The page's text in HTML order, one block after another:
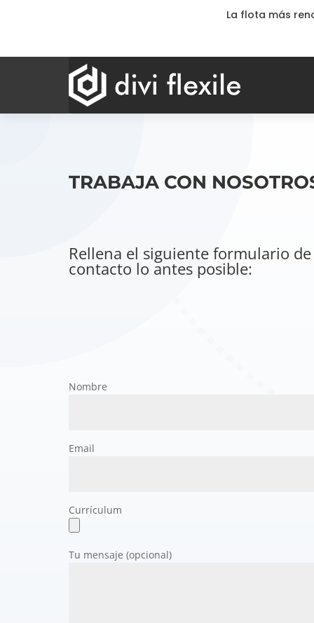
La flota más
TRABAJA CON
Rellena el siguiente formulario
contacto lo antes posible:
Nombre
Email
Currículum
Tu mensaje (opcional)